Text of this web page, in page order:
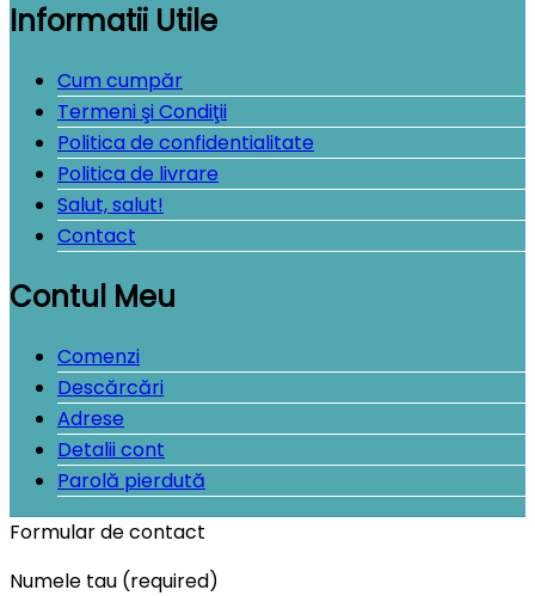
Informatii Utile
Cum cumpăr
Termeni şi Condiţii
Politica de confidentialitate
Politica de livrare
Salut, salut!
Contact
Contul Meu
Comenzi
Descărcări
Adrese
Detalii cont
Parolă pierdută
Formular de contact
Numele tau (required)